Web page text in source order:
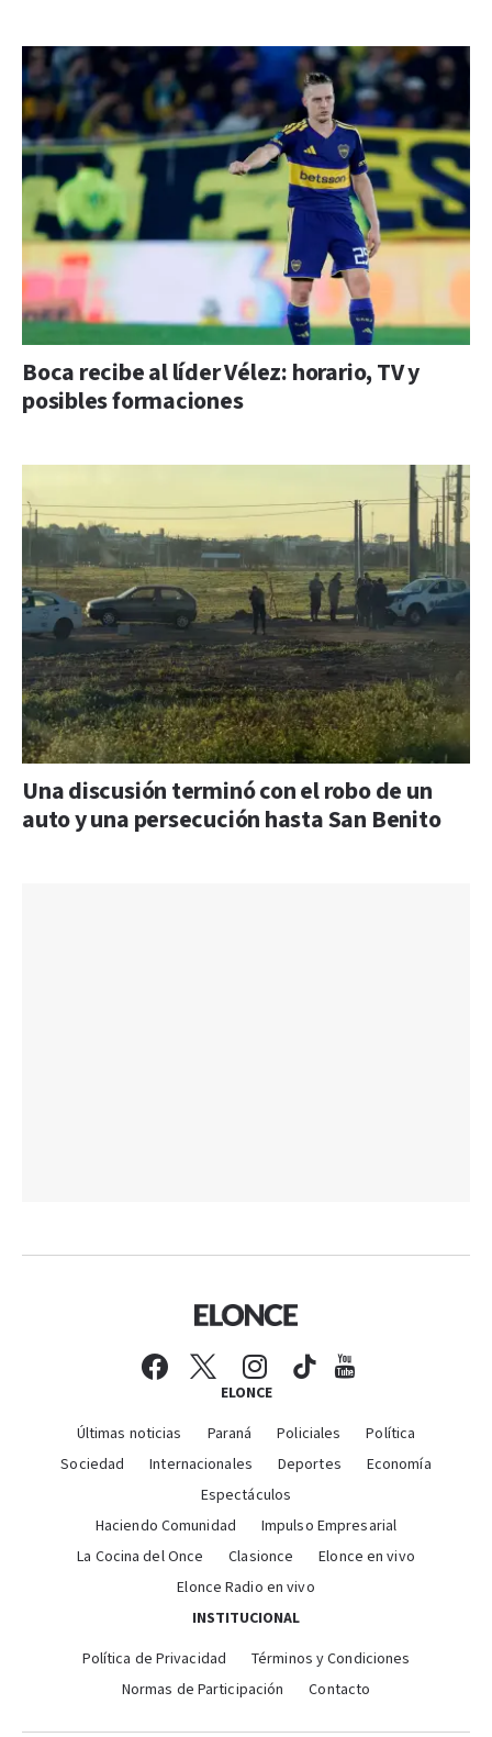
Boca recibe al líder Vélez: horario, TV y
posibles formaciones
Una discusión terminó con el robo de un
auto y una persecución hasta San Benito
ELONCE
Últimas noticias Paraná Policiales
Política
Sociedad
Internacionales Deportes
Economía
Espectáculos
Haciendo Comunidad
Impulso Empresarial
La Cocina del Once
Clasionce
Elonce en vivo
Elonce Radio en vivo
INSTITUCIONAL
Política de Privacidad
Términos y Condiciones
Normas de Participación
Contacto